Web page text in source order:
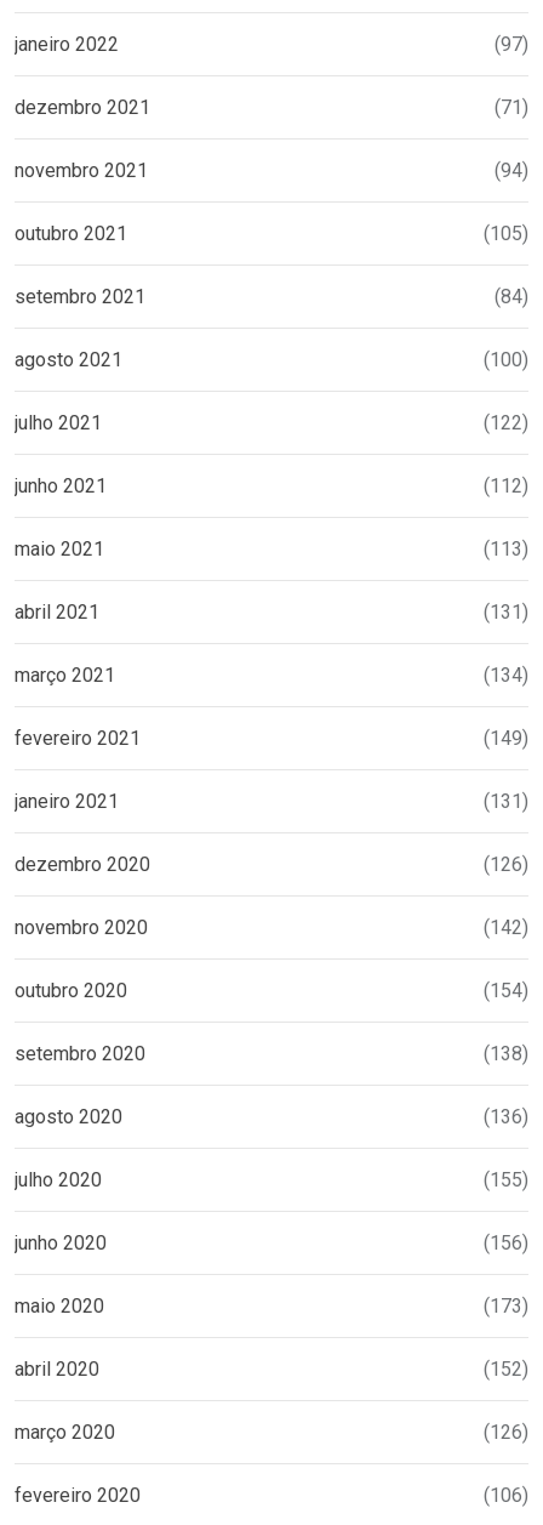
janeiro 2022 (97)
dezembro 2021 (71)
novembro 2021 (94)
outubro 2021 (105)
setembro 2021 (84)
agosto 2021 (100)
julho 2021 (122)
junho 2021 (112)
maio 2021 (113)
abril 2021 (131)
março 2021 (134)
fevereiro 2021 (149)
janeiro 2021 (131)
dezembro 2020 (126)
novembro 2020 (142)
outubro 2020 (154)
setembro 2020 (138)
agosto 2020 (136)
julho 2020 (155)
junho 2020 (156)
maio 2020 (173)
abril 2020 (152)
março 2020 (126)
fevereiro 2020 (106)